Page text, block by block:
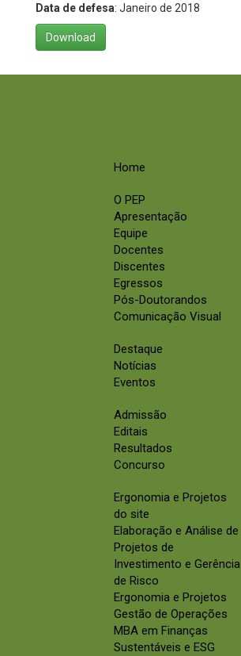
Data de defesa: Janeiro de 2018
Download
Home
O PEP
Apresentação
Equipe
Docentes
Discentes
Egressos
Pós-Doutorandos
Comunicação Visual
Destaque
Notícias
Eventos
Admissão
Editais
Resultados
Concurso
Ergonomia e Projetos
do site
Elaboração e Análise de
Projetos de
Investimento e Gerência
de Risco
Ergonomia e Projetos
Gestão de Operações
MBA em Finanças
Sustentáveis e ESG